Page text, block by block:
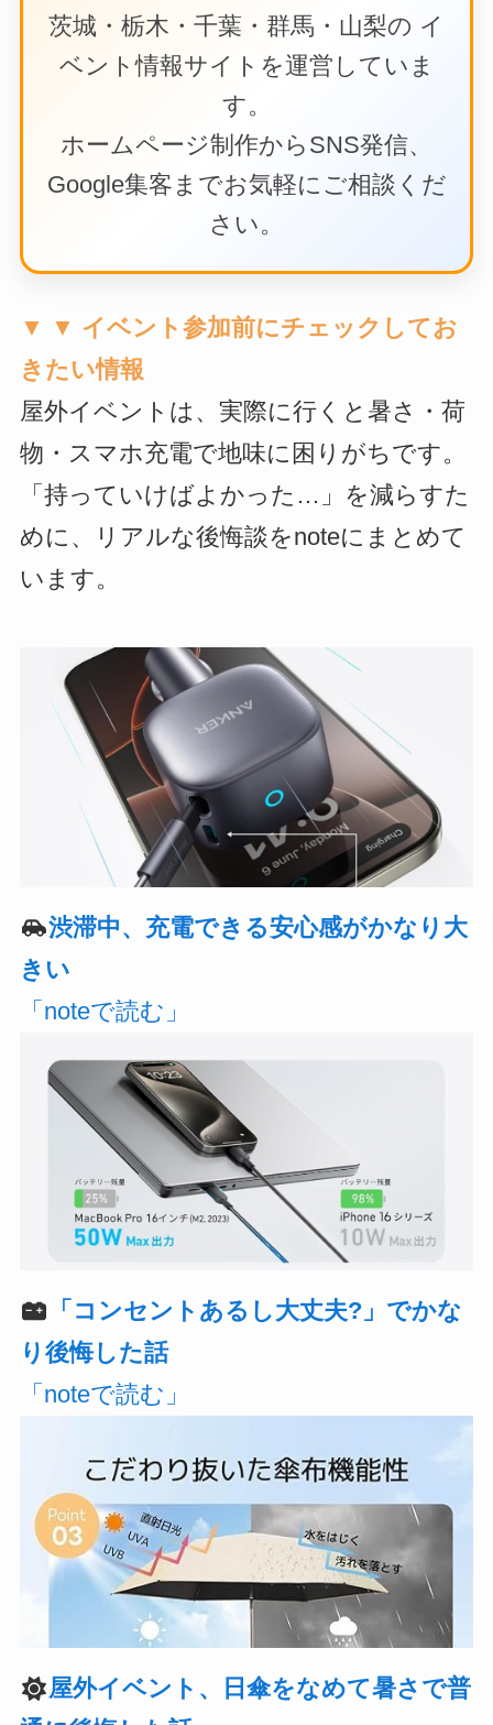
茨城・栃木・千葉・群馬・山梨の イ
ベント情報サイトを運営していま
す。
ホームページ制作からSNS発信、
Google集客までお気軽にご相談くだ
さい。
▼ ▼ イベント参加前にチェックしてお
きたい情報
屋外イベントは、実際に行くと暑さ・荷
物・スマホ充電で地味に困りがちです。
「持っていけばよかった…」を減らすた
めに、リアルな後悔談をnoteにまとめて
います。
渋滞中、充電できる安心感がかなり大
きい
「noteで読む」
「コンセントあるし大丈夫?」でかな
り後悔した話
「noteで読む」
屋外イベント、日傘をなめて暑さで普